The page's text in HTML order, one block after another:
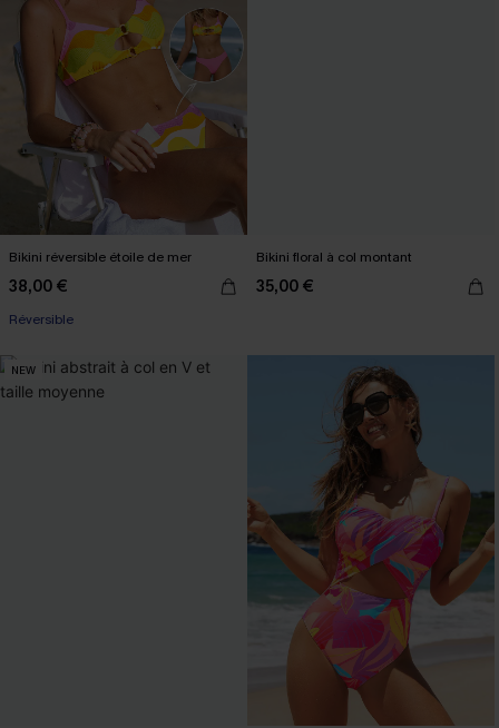
Bikini réversible étoile de mer
38,00 €
Réversible
Bikini floral à col montant
35,00 €
NEW